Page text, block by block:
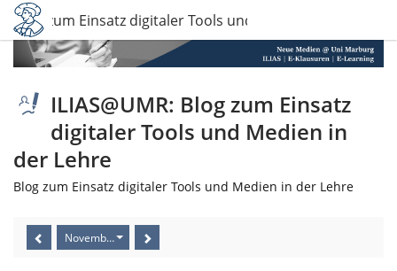
Blog zum Einsatz digitaler Tools und Medien in der Lehre
ILIAS@UMR: Blog zum Einsatz
digitaler Tools und Medien in
der Lehre
Blog zum Einsatz digitaler Tools und Medien in der Lehre
November 2016